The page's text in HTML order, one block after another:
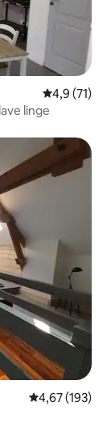
Évaluation
4,9 (71)
linge
Évaluation
4,67 (193)